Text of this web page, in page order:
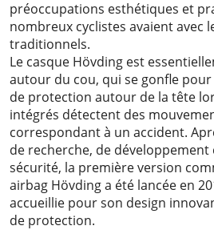
préoccupations esthétiques et
nombreux cyclistes avaient avec
traditionnels.
Le casque Hövding est
autour du cou, qui se gonfle
de protection autour de la tête
intégrés détectent des
correspondant à un accident.
de recherche, de développement
sécurité, la première version
airbag Hövding a été lancée en
accueillie pour son design
de protection.